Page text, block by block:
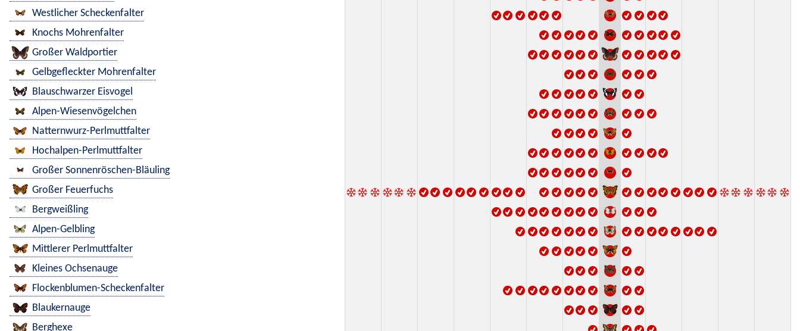
Westlicher Scheckenfalter
Knochs Mohrenfalter
Großer Waldportier
Gelbgefleckter Mohrenfalter
Blauschwarzer Eisvogel
Alpen-Wiesenvögelchen
Natternwurz-Perlmuttfalter
Hochalpen-Perlmuttfalter
Großer Sonnenröschen-Bläuling
Großer Feuerfuchs
Bergweißling
Alpen-Gelbling
Mittlerer Perlmuttfalter
Kleines Ochsenauge
Flockenblumen-Scheckenfalter
Blaukernauge
Berghexe